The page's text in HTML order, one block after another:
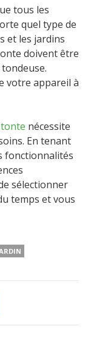
tous les
quel type de
et les jardins
doivent être
votre appareil à
nécessite
En tenant
fonctionnalités
sélectionner
temps et vous